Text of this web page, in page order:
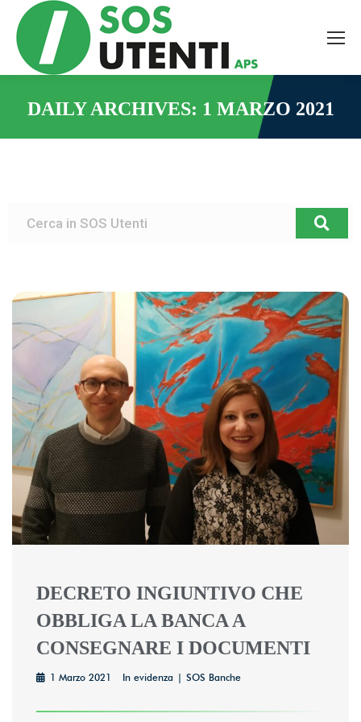
DAILY ARCHIVES: 1 MARZO 2021
You are here:
DECRETO INGIUNTIVO CHE
OBBLIGA LA BANCA A
CONSEGNARE I DOCUMENTI
1 Marzo 2021 In evidenza SOS Banche